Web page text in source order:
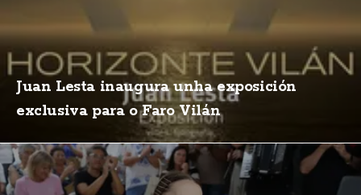
Juan Lesta inaugura unha exposición
exclusiva para o Faro Vilán